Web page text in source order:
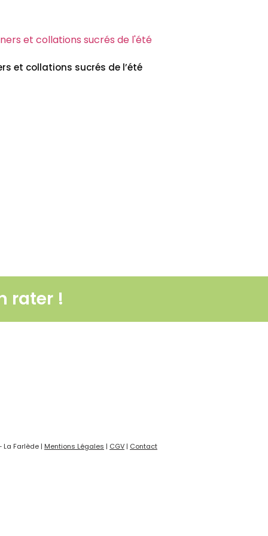
et collations sucrés de l’été
rater !
La Farlède | Mentions Légales | CGV | Contact